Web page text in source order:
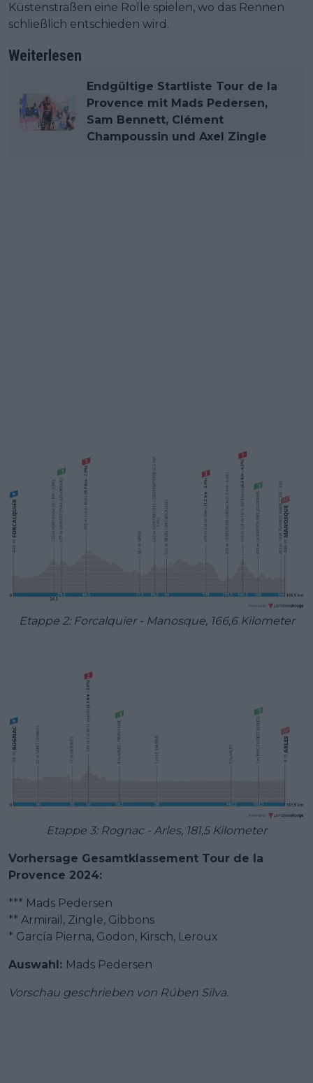
Küstenstraßen eine Rolle spielen, wo das Rennen
schließlich entschieden wird.
Weiterlesen
Endgültige Startliste Tour de la
Provence mit Mads Pedersen,
Sam Bennett, Clément
Champoussin und Axel Zingle
Etappe 2: Forcalquier - Manosque, 166,6 Kilometer
Etappe 3: Rognac - Arles, 181,5 Kilometer
Vorhersage Gesamtklassement Tour de la
Provence 2024:
*** Mads Pedersen
** Armirail, Zingle, Gibbons
* García Pierna, Godon, Kirsch, Leroux
Auswahl: Mads Pedersen
Vorschau geschrieben von Rúben Silva.